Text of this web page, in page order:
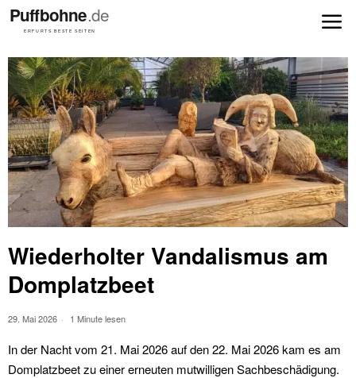
Wiederholter Vandalismus am
Domplatzbeet
29. Mai 2026 1 Minute lesen
In der Nacht vom 21. Mai 2026 auf den 22. Mai 2026 kam es am
Domplatzbeet zu einer erneuten mutwilligen Sachbeschädigung.